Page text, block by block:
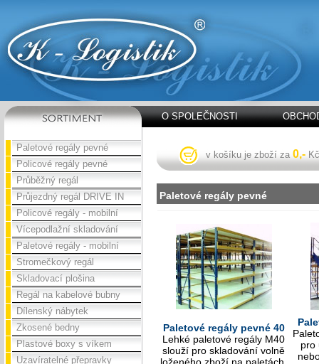
O SPOLEČNOSTI
Paletové regály pevné
Policové regály pevné
Průběžný regál
Průjezdný regál DRIVE IN
Policové regály - mobilní
Vícepodlažní skladování
Paletové regály - mobilní
Stromečkový regál
Skladovací plošina
Regál na kabelové bubny
Dílenský nábytek
Zkosené bedny
Plastové boxy s víkem
Uzavíratelné přepravky
v košíku je zboží za 0,- Kč
Paletové regály pevné
Paletové regály pevné 40
Lehké paletové regály M40
slouží pro skladování volně
pro